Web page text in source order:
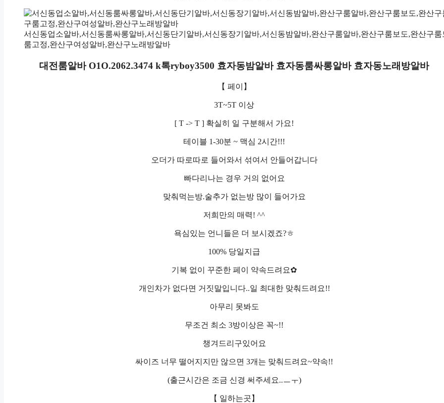
서신동업소알바,서신동룸싸롱알바,서신동단기알바,서신동장기알바,서신동밤알바,완산구룸알바,완산구룸보도,완산구룸
룸고정,완산구여성알바,완산구노래방알바
대전룸알바 O1O.2062.3474 k톡ryboy3500 효자동밤알바 효자동룸싸롱알바 효자동노래방알바
【 페이】
3T~5T 이상
[ T -> T ] 확실히 일 구분해서 가요!
테이블 1-30분 ~ 맥심 2시간!!!
오더가 따로따로 들어와서 섞여서 안들어갑니다
빠다리나는 경우 거의 없어요
맞춰먹는방.술추가 없는방 많이 들어가요
저희만의 매력! ^^
욕심있는 언니들은 더 보시겠죠?ㅎ
100% 당일지급
기복 없이 꾸준한 페이 약속드려요✿
개인차가 없다면 거짓말입니다..일 최대한 맞춰드려요!!
아무리 못봐도
무조건 최소 3방이상은 꼭~!!
챙겨드리구있어요
싸이즈 너무 떨어지지만 않으면 3개는 맞춰드려요~약속!!
(출근시간은 조금 신경 써주세요..ㅡㅜ)
【 일하는곳】